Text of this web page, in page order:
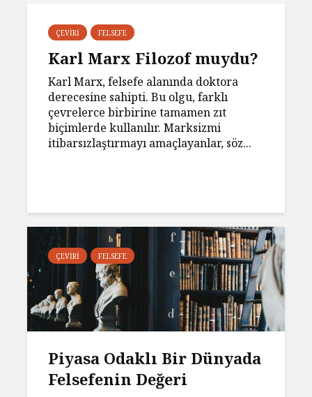
ÇEVIRI FELSEFE
Karl Marx Filozof muydu?
Karl Marx, felsefe alanında doktora
derecesine sahipti. Bu olgu, farklı
çevrelerce birbirine tamamen zıt
biçimlerde kullanılır. Marksizmi
itibarsızlaştırmayı amaçlayanlar, söz...
ÇEVIRI FELSEFE
Piyasa Odaklı Bir Dünyada
Felsefenin Değeri